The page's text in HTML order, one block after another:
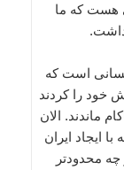
هست که ما
داشت.
است که
خود را کردند
ماندند. الان
ایجاد ایران
محدودتر